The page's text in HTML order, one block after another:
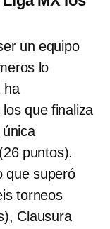
un equipo
lo
ha
que finaliza
puntos).
que superó
torneos
Clausura